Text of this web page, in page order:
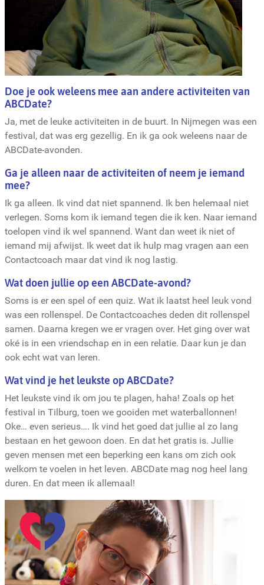
Doe je ook weleens mee aan andere activiteiten van
ABCDate?
Ja, met de leuke activiteiten in de buurt. In Nijmegen was een
festival, dat was erg gezellig. En ik ga ook weleens naar de
ABCDate-avonden.
Ga je alleen naar de activiteiten of neem je iemand
mee?
Ik ga alleen. Ik vind dat niet spannend. Ik ben helemaal niet
verlegen. Soms kom ik iemand tegen die ik ken. Naar iemand
toelopen vind ik wel spannend. Want dan weet ik niet of
iemand mij afwijst. Ik weet dat ik hulp mag vragen aan een
Contactcoach maar dat vind ik nog lastig.
Wat doen jullie op een ABCDate-avond?
Soms is er een spel of een quiz. Wat ik laatst heel leuk vond
was een rollenspel. De Contactcoaches deden dit rollenspel
samen. Daarna kregen we er vragen over. Het ging over wat
oké is in een vriendschap en in een relatie. Daar kun je dan
ook echt wat van leren.
Wat vind je het leukste op ABCDate?
Het leukste vind ik om jou te plagen, haha! Zoals op het
festival in Tilburg, toen we gooiden met waterballonnen!
Oke… even serieus…. Ik vind het goed dat jullie al zo lang
bestaan en het gewoon doen. En dat het gratis is. Jullie
geven mensen met een beperking een kans om zich ook
welkom te voelen in het leven. ABCDate mag nog heel lang
duren. En dat meen ik allemaal!